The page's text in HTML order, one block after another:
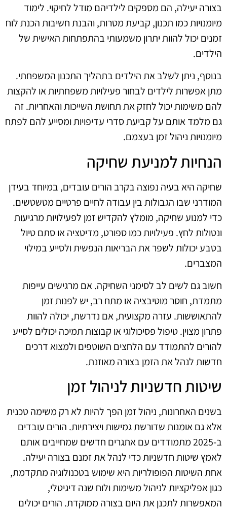
בצורה יעילה, הם מספקים לילדיהם מודל לחיקוי. לימוד
מיומנויות כמו תכנון, קביעת מטרות, והבנת חשיבות הכנת לוח
זמנים יכול להוות יתרון משמעותי בהתפתחות האישית של
הילדים.
בנוסף, ניתן לשלב את הילדים בתהליך התכנון המשפחתי.
מתן אפשרות לילדים לבחור פעילויות משפחתיות או להקצות
להם משימות יכול לחזק את תחושת השייכות והאחריות. זה
גם מלמד אותם על קביעת סדרי עדיפויות ומסייע להם לפתח
מיומנויות ניהול זמן בעצמם.
הנחיות למניעת שחיקה
שחיקה היא בעיה נפוצה בקרב הורים עובדים, במיוחד בעידן
המודרני שבו הגבולות בין עבודה לחיים פרטיים מטשטשים.
כדי למנוע שחיקה, מומלץ להקדיש זמן לפעילויות מרגיעות
ונטולות לחץ. פעילויות כמו ספורט, מדיטציה או סתם טיול
בטבע יכולות לשפר את הבריאות הנפשית ולסייע במילוי
המצברים.
חשוב גם לשים לב לסימני השחיקה. אם מרגישים עייפות
מתמדת, חוסר מוטיבציה או מתח רב, יש לפנות זמן
להתאוששות. עזרה מקצועית, אם נדרשת, יכולה להוות
פתרון מצוין. טיפול פסיכולוגי או קבוצות תמיכה יכולים לסייע
להורים להתמודד עם הלחצים השוטפים ולמצוא דרכים
חדשות לנהל את הזמן בצורה מאוזנת.
שיטות חדשניות לניהול זמן
בשנים האחרונות, ניהול זמן הפך להיות לא רק משימה טכנית
אלא גם אומנות שדורשת גמישות ויצירתיות. הורים עובדים
ב-2025 מתמודדים עם אתגרים חדשים שמחייבים אותם
לאמץ שיטות חדשניות כדי לנהל את זמנם בצורה יעילה.
אחת השיטות הפופולריות היא שימוש בטכנולוגיה מתקדמת,
כגון אפליקציות לניהול משימות ולוח שנה דיגיטלי,
המאפשרות לתכנן את היום בצורה ממוקדת. הורים יכולים